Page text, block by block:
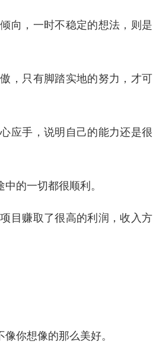
向，一时不稳定的想法，则是
，只有脚踏实地的努力，才可
应手，说明自己的能力还是很
的一切都很顺利。
目赚取了很高的利润，收入方
你想像的那么美好。